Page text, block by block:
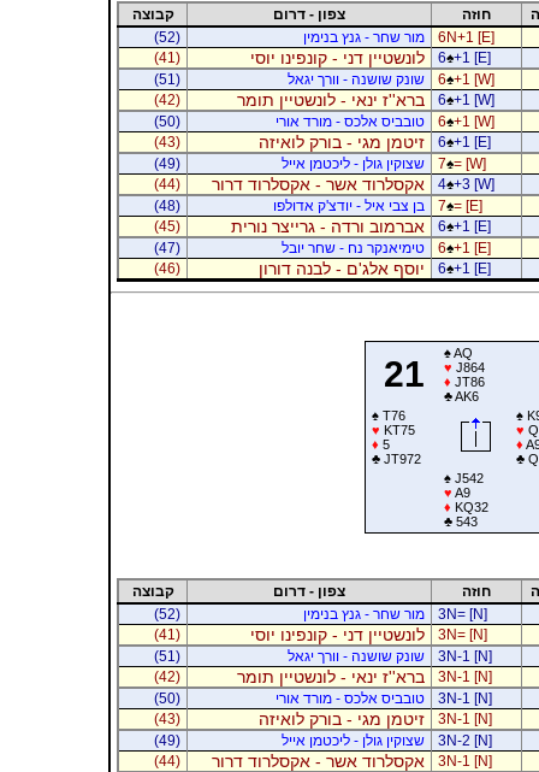
חוזה צפון - דרום
קבוצה
6N+1 [E]
מור שחר - גנץ בנימין
(52)
6♠+1 [E] לונשטיין דני - קונפינו יוסי
(41)
6♠+1 [W] שונק שושנה - וורך יגאל
(51)
6♠+1 [W] ברא''ז ינאי - לונשטיין תומר
(42)
6♠+1 [W] טובביס אלכס - מורד אורי
(50)
6♠+1 [E] זיטמן מגי - בורק לואיזה
(43)
7♠= [W] שצוקין גולן - ליכטמן אייל
(49)
4♠+3 [W] אקסלרוד אשר - אקסלרוד דרור
(44)
7♠= [E] בן צבי איל - יודצ'ק אדולפו
(48)
6♠+1 [E] אברמוב ורדה - גרייצר נורית
(45)
6♠+1 [E] טימיאנקר נח - שחר יובל
(47)
6♠+1 [E] יוסף אלג'ם - לבנה דורון (46)
21
♠AQ
♥ J864
♦ JT86
♣AK6
♠T76
♥ KT75
♦ 5
♣JT972
♠
♥
♦
♣
♠J542
♥ A9
♦ KQ32
♣543
חוזה צפון - דרום
קבוצה
3N= [N]
מור שחר - גנץ בנימין
(52)
3N= [N]
לונשטיין דני - קונפינו יוסי
(41)
3N-1 [N]
שונק שושנה - וורך יגאל
(51)
3N-1 [N]
ברא''ז ינאי - לונשטיין תומר
(42)
3N-1 [N]
טובביס אלכס - מורד אורי
(50)
3N-1 [N]
זיטמן מגי - בורק לואיזה
(43)
3N-2 [N]
שצוקין גולן - ליכטמן אייל
(49)
3N-1 [N]
אקסלרוד אשר - אקסלרוד דרור
(44)